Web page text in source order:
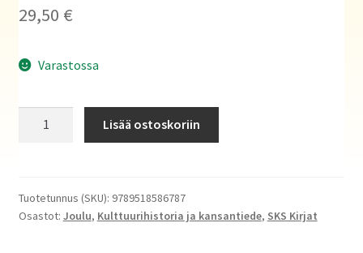
29,50 €
Varastossa
Lisää ostoskoriin
Tuotetunnus (SKU): 9789518586787
Osastot: Joulu, Kulttuurihistoria ja kansantiede, SKS Kirjat